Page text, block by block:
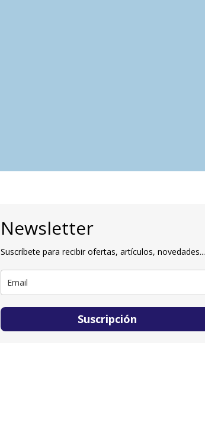
Newsletter
Suscríbete para recibir ofertas, artículos, novedades...
Suscripción